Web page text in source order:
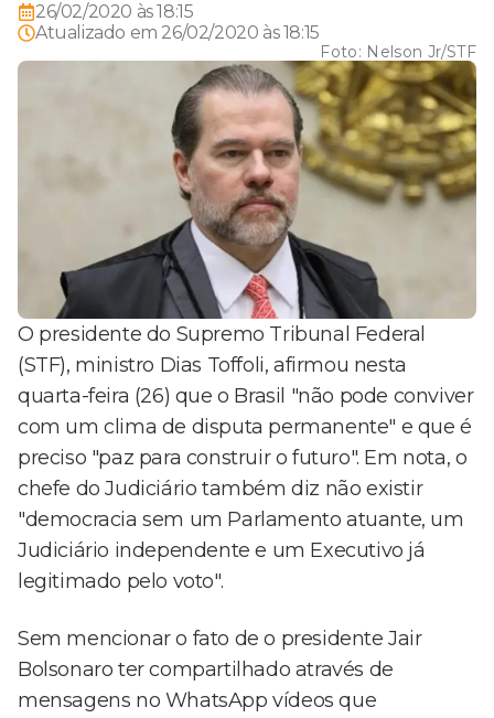
26/02/2020 às 18:15
Atualizado em 26/02/2020 às 18:15
Foto: Nelson Jr/STF
O presidente do Supremo Tribunal Federal
(STF), ministro Dias Toffoli, afirmou nesta
quarta-feira (26) que o Brasil "não pode conviver
com um clima de disputa permanente" e que é
preciso "paz para construir o futuro". Em nota, o
chefe do Judiciário também diz não existir
"democracia sem um Parlamento atuante, um
Judiciário independente e um Executivo já
legitimado pelo voto".
Sem mencionar o fato de o presidente Jair
Bolsonaro ter compartilhado através de
mensagens no WhatsApp vídeos que